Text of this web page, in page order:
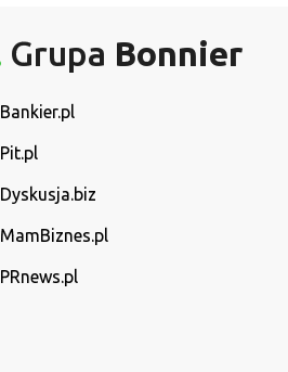
Grupa Bonnier
Bankier.pl
Pit.pl
Dyskusja.biz
MamBiznes.pl
PRnews.pl